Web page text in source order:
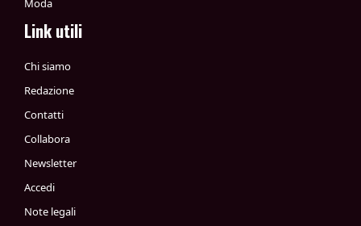
Moda
Link utili
Chi siamo
Redazione
Contatti
Collabora
Newsletter
Accedi
Note legali